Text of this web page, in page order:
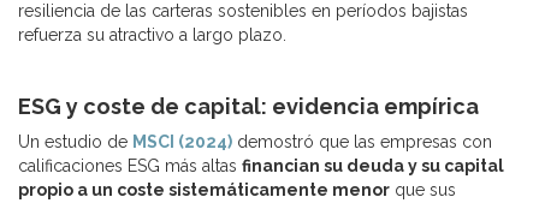
resiliencia de las carteras sostenibles en períodos bajistas
refuerza su atractivo a largo plazo.
ESG y coste de capital: evidencia empírica
Un estudio de MSCI (2024) demostró que las empresas con
calificaciones ESG más altas financian su deuda y su capital
propio a un coste sistemáticamente menor que sus